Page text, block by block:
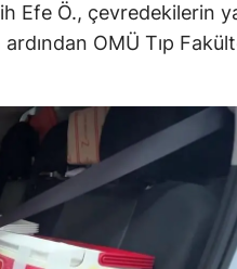
Efe Ö., çevredekilerin
OMÜ Tıp